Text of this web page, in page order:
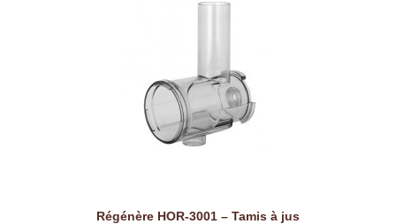
Régénère HOR-3001 – Tamis à jus